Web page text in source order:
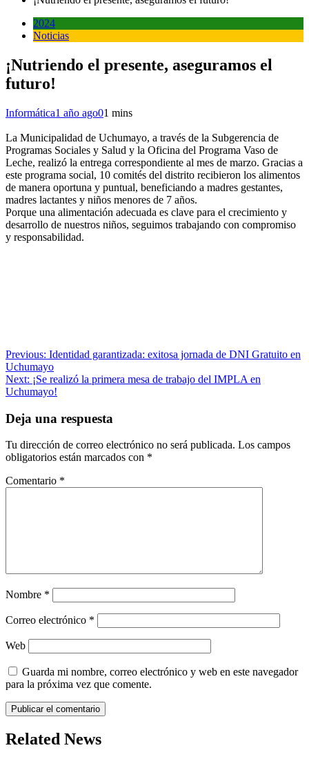
2024
Noticias
¡Nutriendo el presente, aseguramos el
futuro!
Informática1 año ago01 mins
La Municipalidad de Uchumayo, a través de la Subgerencia de
Programas Sociales y Salud y la Oficina del Programa Vaso de
Leche, realizó la entrega correspondiente al mes de marzo. Gracias a
este programa social, 10 comités del distrito recibieron los alimentos
de manera oportuna y puntual, beneficiando a madres gestantes,
madres lactantes y niños menores de 7 años.
Porque una alimentación adecuada es clave para el crecimiento y
desarrollo de nuestros niños, seguimos trabajando con compromiso
y responsabilidad.
Navegación
de
entradas
Previous: Identidad garantizada: exitosa jornada de DNI Gratuito en
Uchumayo
Next: ¡Se realizó la primera mesa de trabajo del IMPLA en
Uchumayo!
Deja una respuesta
Tu dirección de correo electrónico no será publicada. Los campos
obligatorios están marcados con *
Comentario *
Nombre *
Correo electrónico *
Web
Guarda mi nombre, correo electrónico y web en este navegador
para la próxima vez que comente.
Related News